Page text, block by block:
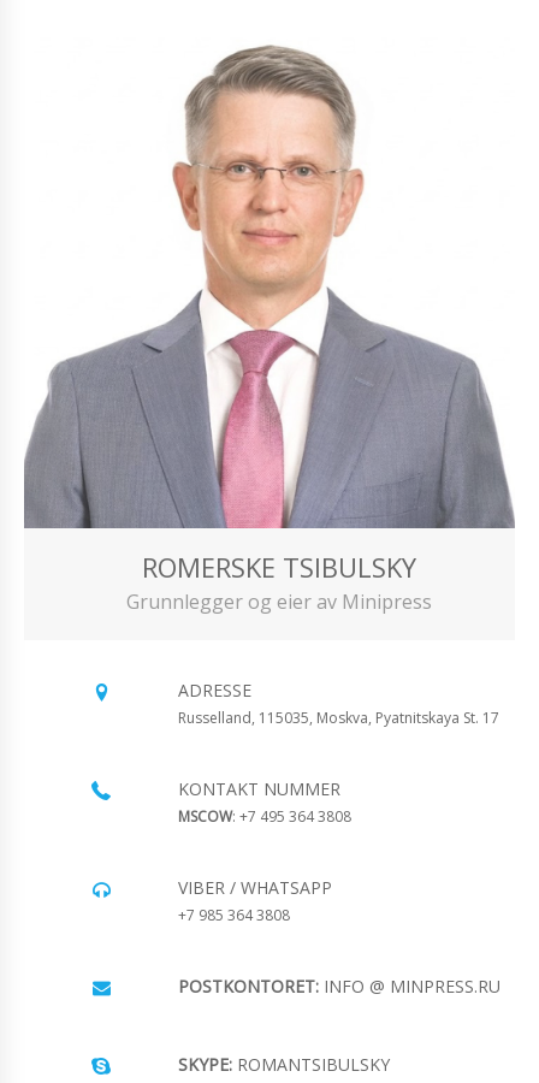
ROMERSKE TSIBULSKY
Grunnlegger og eier av Minipress
ADRESSE
Russelland, 115035, Moskva, Pyatnitskaya St. 17
KONTAKT NUMMER
MSCOW: +7 495 364 3808
VIBER / WHATSAPP
+7 985 364 3808
POSTKONTORET: INFO @ MINPRESS.RU
SKYPE: ROMANTSIBULSKY